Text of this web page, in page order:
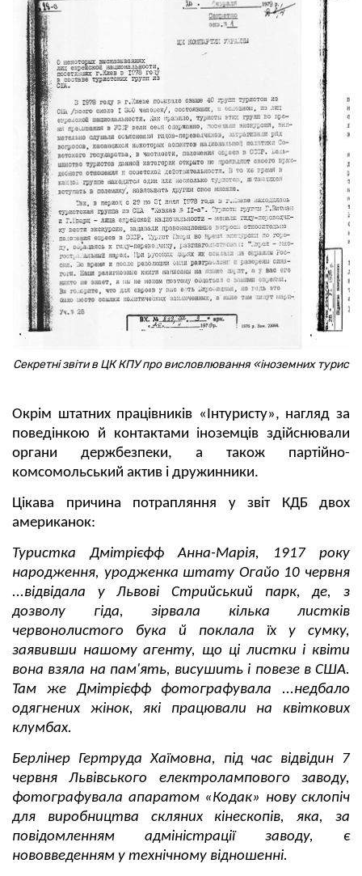
Секретні звіти в ЦК КПУ про висловлювання «іноземних
Окрім штатних працівників «Інтуристу», нагляд за
поведінкою й контактами іноземців здійснювали
органи держбезпеки, а також партійно-
комсомольський актив і дружинники.
Цікава причина потрапляння у звіт КДБ двох
американок:
Туристка Дмітрієфф Анна-Марія, 1917 року
народження, уродженка штату Огайо 10 червня
...відвідала у Львові Стрийський парк, де, з
дозволу гіда, зірвала кілька листків
червонолистого бука й поклала їх у сумку,
заявивши нашому агенту, що ці листки і квіти
вона взяла на пам'ять, висушить і повезе в США.
Там же Дмітрієфф фотографувала ...недбало
одягнених жінок, які працювали на квіткових
клумбах.
Берлінер Гертруда Хаїмовна, під час відвідин 7
червня Львівського електролампового заводу,
фотографувала апаратом «Кодак» нову склопіч
для виробництва скляних кінескопів, яка, за
повідомленням адміністрації заводу, є
нововведенням у технічному відношенні.